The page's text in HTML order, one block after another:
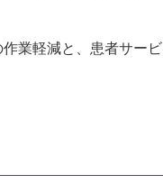
業軽減と、患者サービ